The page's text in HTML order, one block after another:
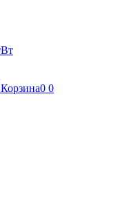
Корзина0 0